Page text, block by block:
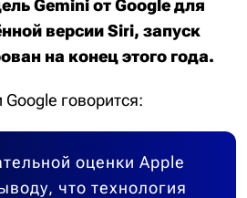
Gemini от Google для
версии Siri, запуск
на конец этого года.
говорится:
оценки Apple
что технология